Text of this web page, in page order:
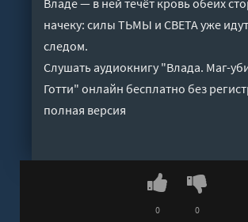
начеку: силы ТЬМЫ и СВЕТА уже
следом.
Слушать аудиокнигу "Влада. Маг-
Готти" онлайн бесплатно без
полная версия
0 0